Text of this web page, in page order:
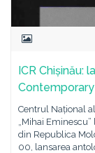
ICR Chișinău:
Contemporary
Centrul Național
„Mihai
din Republica
00, lansarea